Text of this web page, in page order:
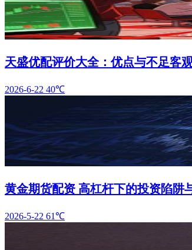
天盛优配评价大全：优点与不足客
2026-6-22 40℃
黄金期货配资 高杠杆下的投资陷阱
2026-5-22 61℃